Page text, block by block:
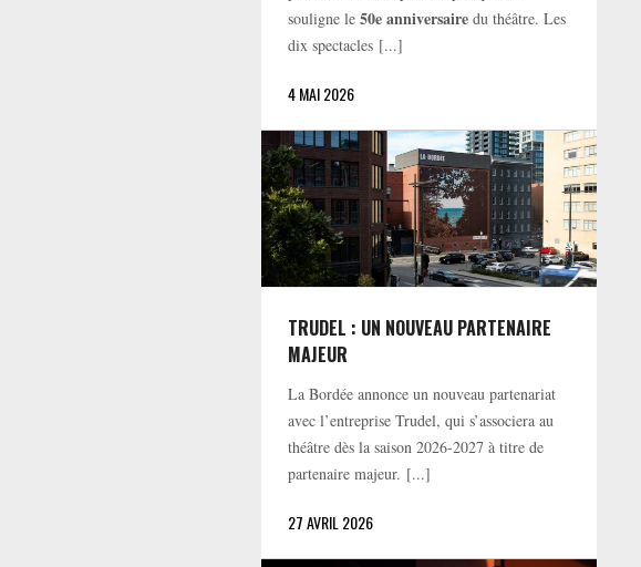
souligne le50e anniversaire du théâtre. Les
dix spectacles [...]
4 MAI 2026
TRUDEL : UN NOUVEAU PARTENAIRE
MAJEUR
La Bordée annonce un nouveau partenariat
avec l’entreprise Trudel, qui s’associera au
théâtre dès la saison 2026-2027 à titre de
partenaire majeur. [...]
27 AVRIL 2026